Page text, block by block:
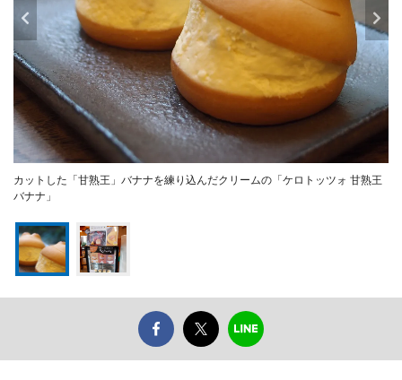
カットした「甘熟王」バナナを練り込んだクリームの「ケロトッツォ 甘熟王
バナナ」